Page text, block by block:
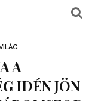
A
IDÉN JÖN